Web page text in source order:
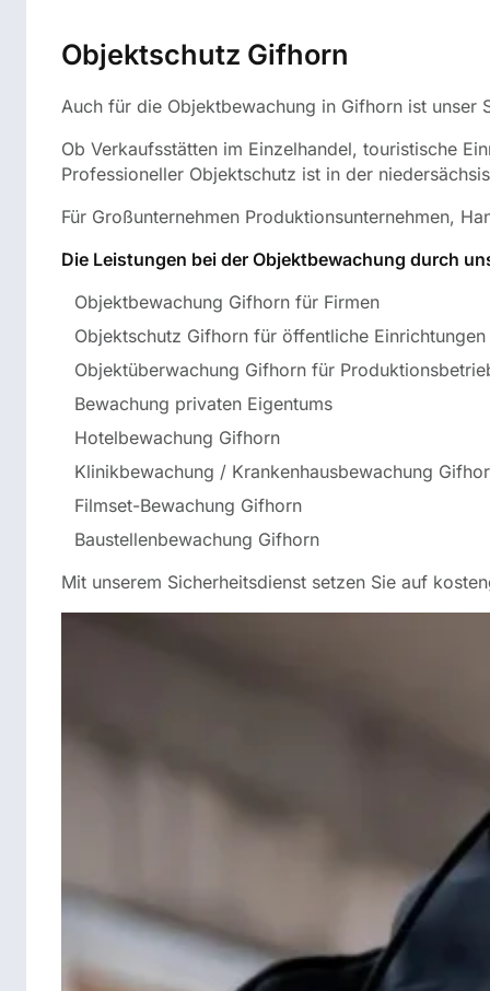
Objektschutz Gifhorn
Auch für die Objektbewachung in Gifhorn ist unser
Ob Verkaufsstätten im Einzelhandel, touristische
Professioneller Objektschutz ist in der
Für Großunternehmen Produktionsunternehmen,
Die Leistungen bei der Objektbewachung durch
Objektbewachung Gifhorn für Firmen
Objektschutz Gifhorn für öffentliche Einrichtungen
Objektüberwachung Gifhorn für
Bewachung privaten Eigentums
Hotelbewachung Gifhorn
Klinikbewachung / Krankenhausbewachung
Filmset-Bewachung Gifhorn
Baustellenbewachung Gifhorn
Mit unserem Sicherheitsdienst setzen Sie auf